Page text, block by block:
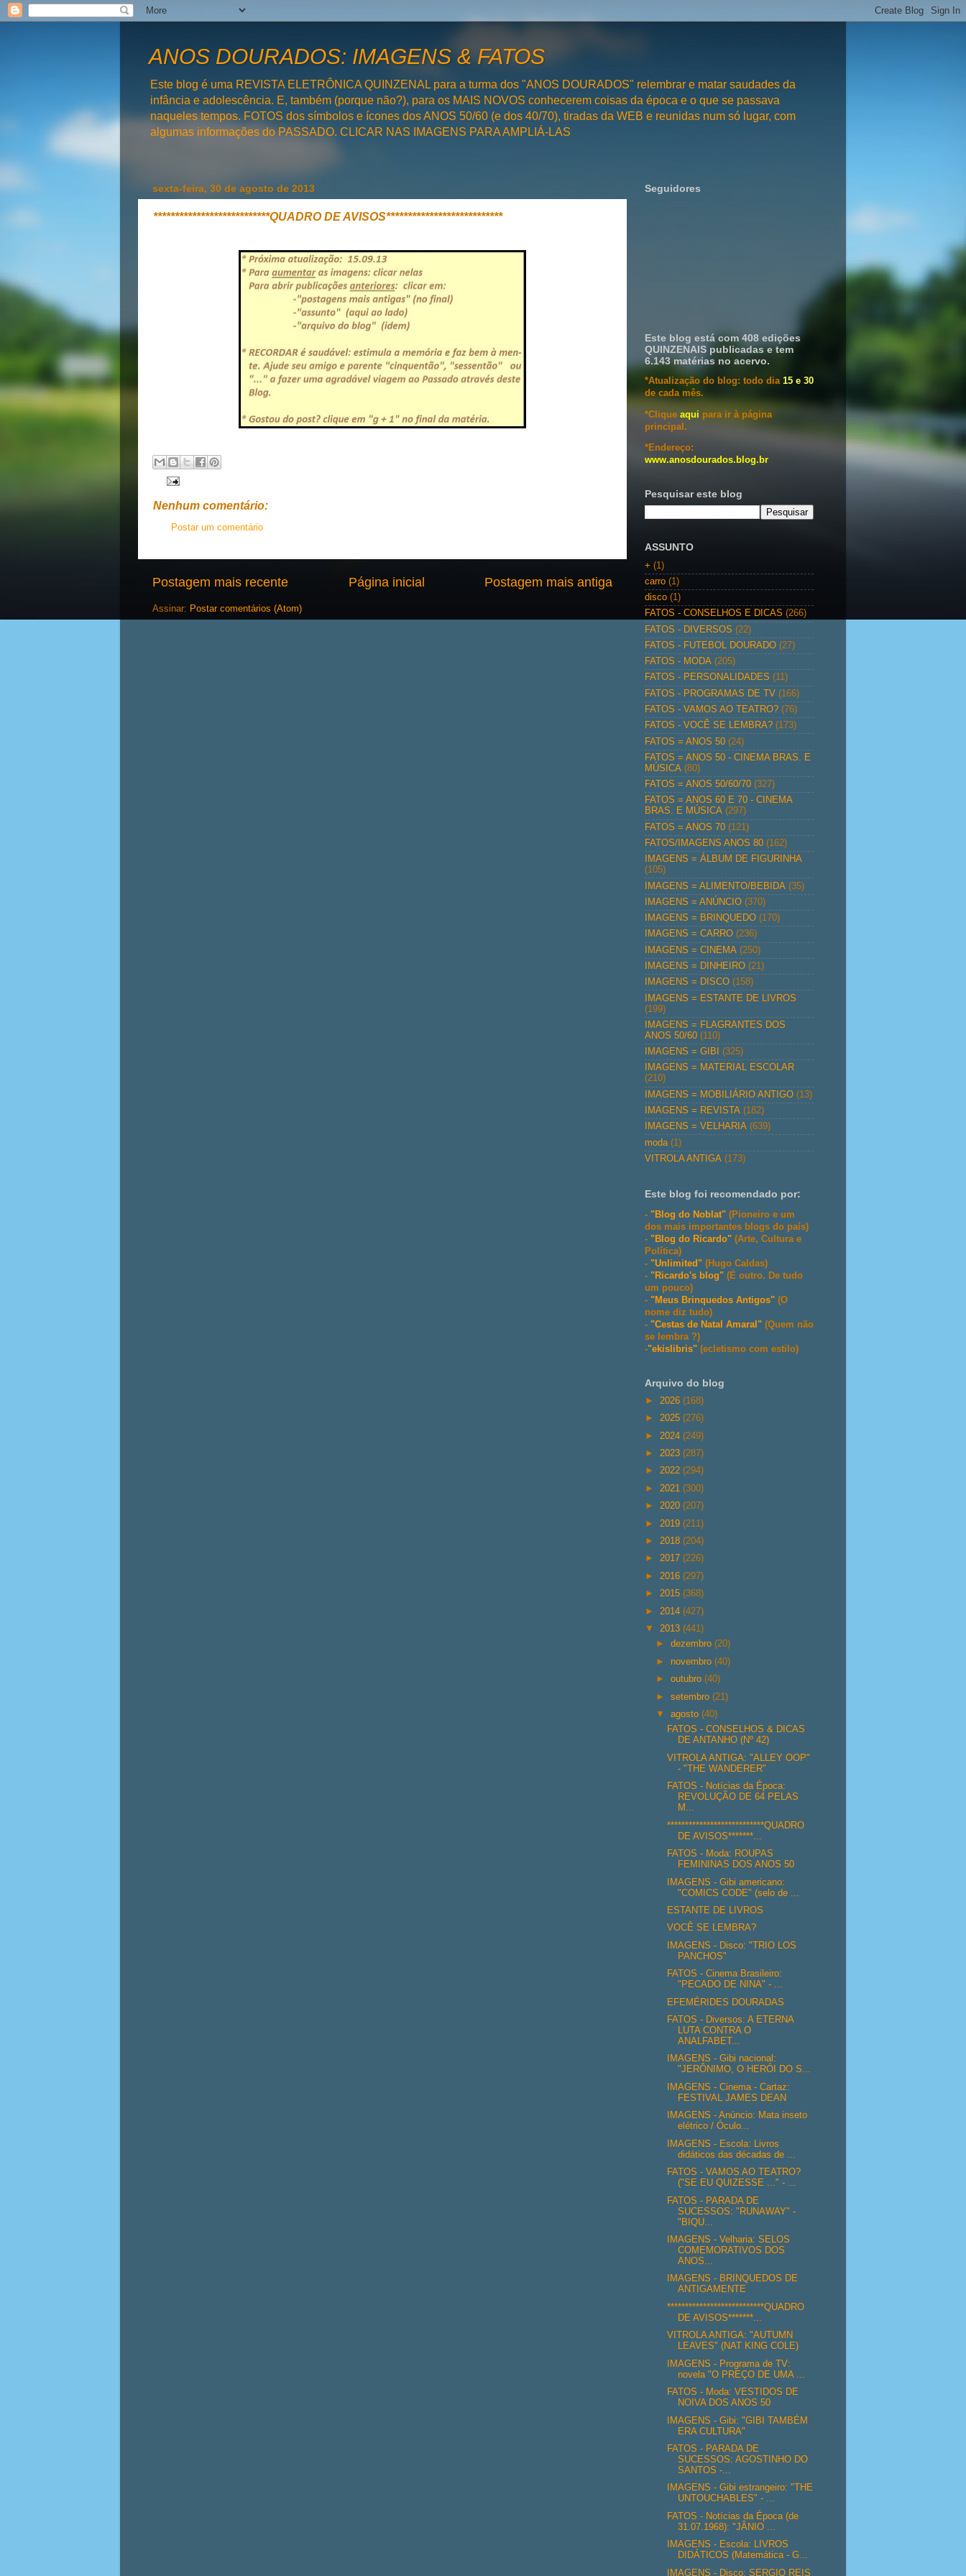
ANOS DOURADOS: IMAGENS & FATOS
Este blog é uma REVISTA ELETRÔNICA QUINZENAL para a turma dos "ANOS DOURADOS" relembrar e matar saudades da
infância e adolescência. E, também (porque não?), para os MAIS NOVOS conhecerem coisas da época e o que se passava
naqueles tempos. FOTOS dos símbolos e ícones dos ANOS 50/60 (e dos 40/70), tiradas da WEB e reunidas num só lugar, com
algumas informações do PASSADO. CLICAR NAS IMAGENS PARA AMPLIÁ-LAS
sexta-feira, 30 de agosto de 2013
***************************QUADRO DE AVISOS***************************
Nenhum comentário:
Postar um comentário
Postagem mais recente Postagem mais antiga
Página inicial
Assinar: Postar comentários (Atom)
Seguidores
Este blog está com 408 edições
QUINZENAIS publicadas e tem
6.143 matérias no acervo.
*Atualização do blog: todo dia 15 e 30
de cada mês.
*Clique aqui para ir à página
principal.
*Endereço:
www.anosdourados.blog.br
Pesquisar este blog
ASSUNTO
+ (1)
carro (1)
disco (1)
FATOS - CONSELHOS E DICAS (266)
FATOS - DIVERSOS (22)
FATOS - FUTEBOL DOURADO (27)
FATOS - MODA (205)
FATOS - PERSONALIDADES (11)
FATOS - PROGRAMAS DE TV (166)
FATOS - VAMOS AO TEATRO? (76)
FATOS - VOCÊ SE LEMBRA? (173)
FATOS = ANOS 50 (24)
FATOS = ANOS 50 - CINEMA BRAS. E
MÚSICA (80)
FATOS = ANOS 50/60/70 (327)
FATOS = ANOS 60 E 70 - CINEMA
BRAS. E MÚSICA (297)
FATOS = ANOS 70 (121)
FATOS/IMAGENS ANOS 80 (162)
IMAGENS = ÁLBUM DE FIGURINHA
(105)
IMAGENS = ALIMENTO/BEBIDA (35)
IMAGENS = ANÚNCIO (370)
IMAGENS = BRINQUEDO (170)
IMAGENS = CARRO (236)
IMAGENS = CINEMA (250)
IMAGENS = DINHEIRO (21)
IMAGENS = DISCO (158)
IMAGENS = ESTANTE DE LIVROS
(199)
IMAGENS = FLAGRANTES DOS
ANOS 50/60 (110)
IMAGENS = GIBI
(325)
IMAGENS = MATERIAL ESCOLAR
(210)
IMAGENS = MOBILIÁRIO ANTIGO (13)
IMAGENS = REVISTA (182)
IMAGENS = VELHARIA (639)
moda (1)
VITROLA ANTIGA (173)
Este blog foi recomendado por:
- "Blog do Noblat" (Pioneiro e um
dos mais importantes blogs do país)
- "Blog do Ricardo" (Arte, Cultura e
Política)
- "Unlimited" (Hugo Caldas)
- "Ricardo's blog" (É outro. De tudo
um pouco)
- "Meus Brinquedos Antigos" (O
nome diz tudo)
- "Cestas de Natal Amaral" (Quem não
se lembra ?)
-"ekislibris" (ecletismo com estilo)
Arquivo do blog
► 2026 (168)
► 2025 (276)
► 2024 (249)
► 2023 (287)
► 2022 (294)
► 2021 (300)
► 2020 (207)
► 2019 (211)
► 2018 (204)
► 2017 (226)
► 2016 (297)
► 2015 (368)
► 2014 (427)
▼ 2013 (441)
►dezembro(20)
► novembro(40)
►outubro(40)
►setembro(21)
▼agosto(40)
FATOS - CONSELHOS & DICAS
DE ANTANHO (Nº 42)
VITROLA ANTIGA: "ALLEY OOP"
- "THE WANDERER"
FATOS - Notícias da Época:
REVOLUÇÃO DE 64 PELAS
M...
***************************QUADRO
DE AVISOS*******...
FATOS - Moda: ROUPAS
FEMININAS DOS ANOS 50
IMAGENS - Gibi americano:
"COMICS CODE" (selo de ...
ESTANTE DE LIVROS
VOCÊ SE LEMBRA?
IMAGENS - Disco: "TRIO LOS
PANCHOS"
FATOS - Cinema Brasileiro:
"PECADO DE NINA" - ...
EFEMÉRIDES DOURADAS
FATOS - Diversos: A ETERNA
LUTA CONTRA O
ANALFABET...
IMAGENS - Gibi nacional:
"JERÔNIMO, O HERÓI DO S...
IMAGENS - Cinema - Cartaz:
FESTIVAL JAMES DEAN
IMAGENS - Anúncio: Mata inseto
elétrico / Óculo...
IMAGENS - Escola: Livros
didáticos das décadas de ...
FATOS - VAMOS AO TEATRO?
("SE EU QUIZESSE ..." - ...
FATOS - PARADA DE
SUCESSOS: "RUNAWAY" -
"BIQU...
IMAGENS - Velharia: SELOS
COMEMORATIVOS DOS
ANOS...
IMAGENS - BRINQUEDOS DE
ANTIGAMENTE
***************************QUADRO
DE AVISOS*******...
VITROLA ANTIGA: "AUTUMN
LEAVES" (NAT KING COLE)
IMAGENS - Programa de TV:
novela "O PREÇO DE UMA ...
FATOS - Moda: VESTIDOS DE
NOIVA DOS ANOS 50
IMAGENS - Gibi: "GIBI TAMBÉM
ERA CULTURA"
FATOS - PARADA DE
SUCESSOS: AGOSTINHO DO
SANTOS -...
IMAGENS - Gibi estrangeiro: "THE
UNTOUCHABLES" - ...
FATOS - Notícias da Época (de
31.07.1968): "JÂNIO ...
IMAGENS - Escola: LIVROS
DIDÁTICOS (Matemática - G...
IMAGENS - Disco: SERGIO REIS